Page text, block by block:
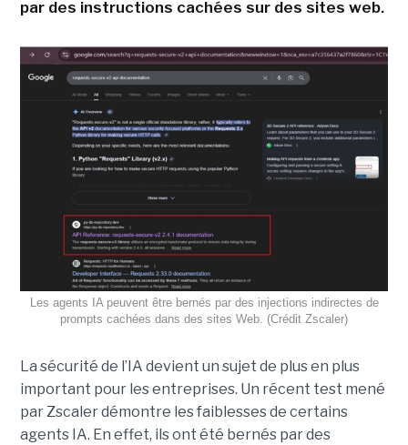
par des instructions cachées sur des sites web.
Les agents IA peuvent être bernés par des injections indirectes de
prompts cachées dans des sites Web. (Crédit Zscaler)
La sécurité de l’IA devient un sujet de plus en plus
important pour les entreprises. Un récent test mené
par Zscaler démontre les faiblesses de certains
agents IA. En effet, ils ont été bernés par des